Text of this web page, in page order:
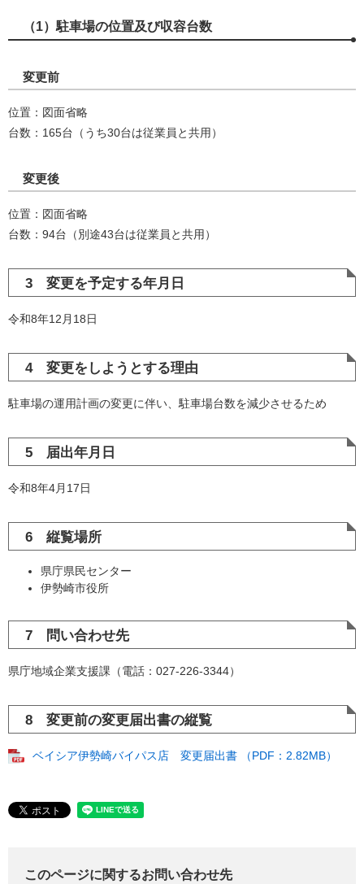
（1）駐車場の位置及び収容台数
変更前
位置：図面省略
台数：165台（うち30台は従業員と共用）
変更後
位置：図面省略
台数：94台（別途43台は従業員と共用）
3 変更を予定する年月日
令和8年12月18日
4 変更をしようとする理由
駐車場の運用計画の変更に伴い、駐車場台数を減少させるため
5 届出年月日
令和8年4月17日
6 縦覧場所
県庁県民センター
伊勢崎市役所
7 問い合わせ先
県庁地域企業支援課（電話：027-226-3344）
8 変更前の変更届出書の縦覧
ベイシア伊勢崎バイパス店 変更届出書 （PDF：2.82MB）
このページに関するお問い合わせ先